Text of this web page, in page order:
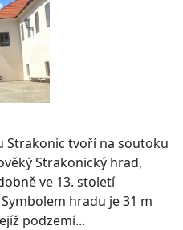
Strakonic tvoří na soutoku
Strakonický hrad,
ve 13. století
hradu je 31 m
podzemí...